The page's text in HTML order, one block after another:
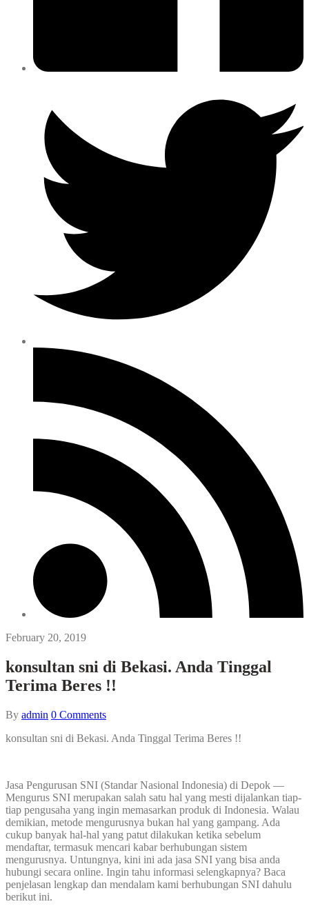
February 20, 2019
konsultan sni di Bekasi. Anda Tinggal
Terima Beres !!
By admin 0 Comments
konsultan sni di Bekasi. Anda Tinggal Terima Beres !!
Jasa Pengurusan SNI (Standar Nasional Indonesia) di Depok —
Mengurus SNI merupakan salah satu hal yang mesti dijalankan tiap-
tiap pengusaha yang ingin memasarkan produk di Indonesia. Walau
demikian, metode mengurusnya bukan hal yang gampang. Ada
cukup banyak hal-hal yang patut dilakukan ketika sebelum
mendaftar, termasuk mencari kabar berhubungan sistem
mengurusnya. Untungnya, kini ini ada jasa SNI yang bisa anda
hubungi secara online. Ingin tahu informasi selengkapnya? Baca
penjelasan lengkap dan mendalam kami berhubungan SNI dahulu
berikut ini.